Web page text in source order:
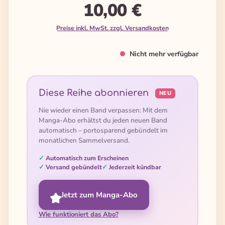
10,00 €
Preise inkl. MwSt. zzgl. Versandkosten
Nicht mehr verfügbar
Diese Reihe abonnieren NEU
Nie wieder einen Band verpassen: Mit dem
Manga-Abo erhältst du jeden neuen Band
automatisch – portosparend gebündelt im
monatlichen Sammelversand.
Automatisch zum Erscheinen
Versand gebündelt
Jederzeit kündbar
Jetzt zum Manga-Abo
Wie funktioniert das Abo?